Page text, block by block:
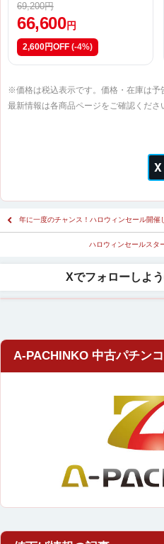
69,200円
66,600 円
2,600円OFF (-4%)
※価格は税込表示です。価格・在庫は予
最新情報は各商品ページをご確認くださ
年に一度のチャンス！ハロウィンセール開催
ハロウィンセールスタ
A-PACHINKO 中古パチン